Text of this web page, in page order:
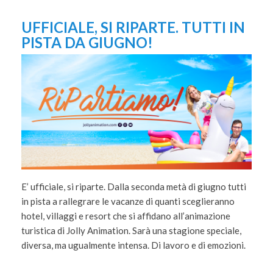
UFFICIALE, SI RIPARTE. TUTTI IN
PISTA DA GIUGNO!
E’ ufficiale, si riparte. Dalla seconda metà di giugno tutti
in pista a rallegrare le vacanze di quanti sceglieranno
hotel, villaggi e resort che si affidano all’animazione
turistica di Jolly Animation. Sarà una stagione speciale,
diversa, ma ugualmente intensa. Di lavoro e di emozioni.